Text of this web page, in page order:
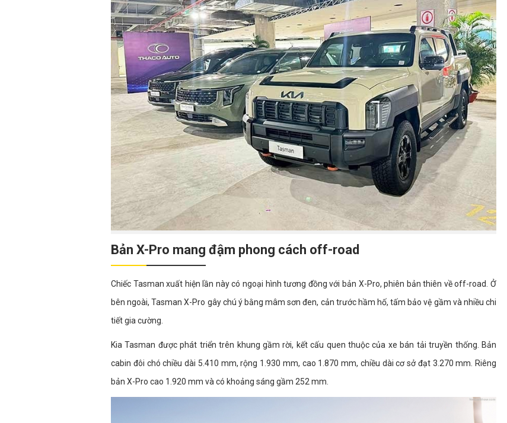
Bản X-Pro mang đậm phong cách off-road
Chiếc Tasman xuất hiện lần này có ngoại hình tương đồng với bản X-Pro, phiên bản thiên về off-road. Ở
bên ngoài, Tasman X-Pro gây chú ý bằng mâm sơn đen, cản trước hầm hố, tấm bảo vệ gầm và nhiều chi
tiết gia cường.
Kia Tasman được phát triển trên khung gầm rời, kết cấu quen thuộc của xe bán tải truyền thống. Bản
cabin đôi chó chiều dài 5.410 mm, rộng 1.930 mm, cao 1.870 mm, chiều dài cơ sở đạt 3.270 mm. Riêng
bản X-Pro cao 1.920 mm và có khoảng sáng gầm 252 mm.